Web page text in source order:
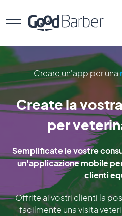
Creare un'app per una
Create la
per
Semplificate le vostre
un'applicazione mobile
clienti
Offrite ai vostri clienti la
facilmente una visita